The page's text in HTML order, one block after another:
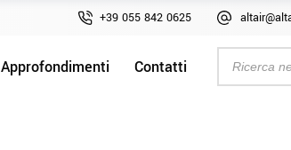
+39 055 842 0625
Approfondimenti Contatti